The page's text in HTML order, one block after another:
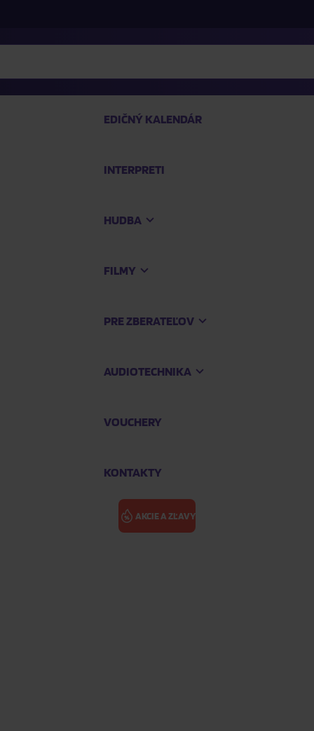
EDIČNÝ KALENDÁR
INTERPRETI
HUDBA
FILMY
PRE ZBERATEĽOV
AUDIOTECHNIKA
VOUCHERY
KONTAKTY
AKCIE A ZĽAVY